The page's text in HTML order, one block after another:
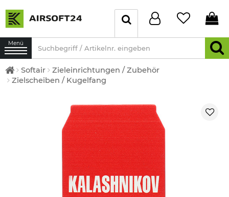
Menü
Softair
Zieleinrichtungen / Zubehör
Zielscheiben / Kugelfang